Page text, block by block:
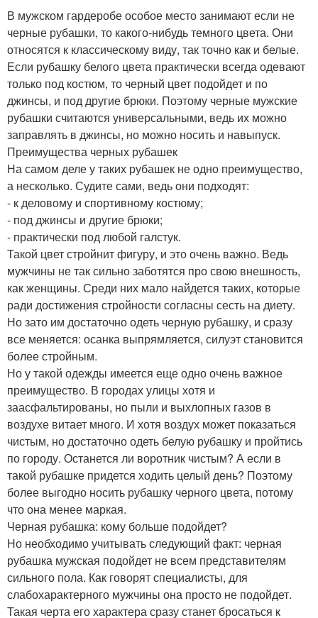
В мужском гардеробе особое место занимают если не
черные рубашки, то какого-нибудь темного цвета. Они
относятся к классическому виду, так точно как и белые.
Если рубашку белого цвета практически всегда одевают
только под костюм, то черный цвет подойдет и по
джинсы, и под другие брюки. Поэтому черные мужские
рубашки считаются универсальными, ведь их можно
заправлять в джинсы, но можно носить и навыпуск.
Преимущества черных рубашек
На самом деле у таких рубашек не одно преимущество,
а несколько. Судите сами, ведь они подходят:
- к деловому и спортивному костюму;
- под джинсы и другие брюки;
- практически под любой галстук.
Такой цвет стройнит фигуру, и это очень важно. Ведь
мужчины не так сильно заботятся про свою внешность,
как женщины. Среди них мало найдется таких, которые
ради достижения стройности согласны сесть на диету.
Но зато им достаточно одеть черную рубашку, и сразу
все меняется: осанка выпрямляется, силуэт становится
более стройным.
Но у такой одежды имеется еще одно очень важное
преимущество. В городах улицы хотя и
заасфальтированы, но пыли и выхлопных газов в
воздухе витает много. И хотя воздух может показаться
чистым, но достаточно одеть белую рубашку и пройтись
по городу. Останется ли воротник чистым? А если в
такой рубашке придется ходить целый день? Поэтому
более выгодно носить рубашку черного цвета, потому
что она менее маркая.
Черная рубашка: кому больше подойдет?
Но необходимо учитывать следующий факт: черная
рубашка мужская подойдет не всем представителям
сильного пола. Как говорят специалисты, для
слабохарактерного мужчины она просто не подойдет.
Такая черта его характера сразу станет бросаться к